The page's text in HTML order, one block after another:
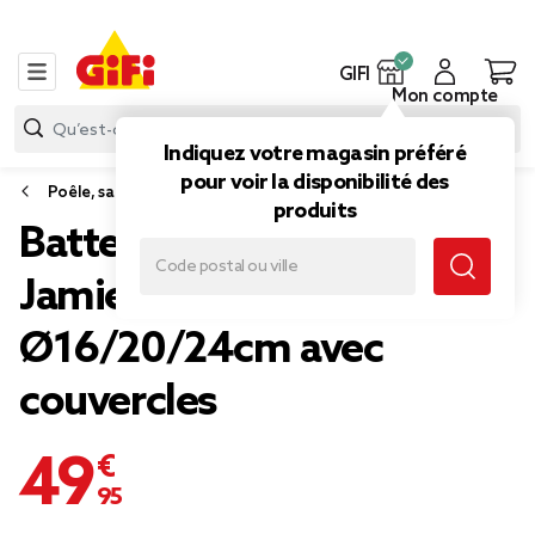
GIFI
Indiquez votre magasin préféré
pour voir la disponibilité des
produits
Mon compte
Poêle, sauteuse et wok
Batterie de cuisine Tefal
Jamie Oliver 3 casseroles
Ø16/20/24cm avec
couvercles
49,95 €